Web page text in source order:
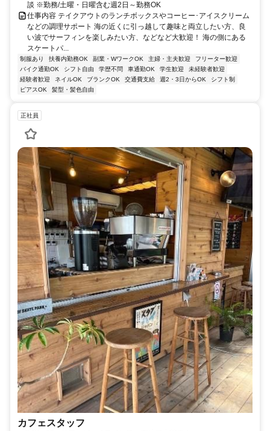
談 ※勤務/土曜・日曜含む週2日～勤務OK
仕事内容 テイクアウトのランチボックスやコーヒー･アイスクリーム
などの調理サポート 海の近くに引っ越して趣味と両立したい方、良
い波でサーフィンを楽しみたい方、などなど大歓迎！ 海の側にある
スケートパ...
制服あり 扶養内勤務OK 副業・WワークOK 主婦・主夫歓迎
フリーター歓迎
バイク通勤OK
シフト自由 学歴不問 車通勤OK 学生歓迎
未経験者歓迎
経験者歓迎
ネイルOK ブランクOK 交通費支給 週2・3日からOK
シフト制
ピアスOK
髪型・髪色自由
正社員
カフェスタッフ